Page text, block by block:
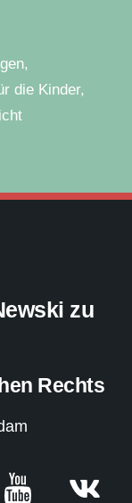
die Kinder,
zu
Rechts